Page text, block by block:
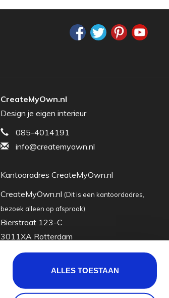
ALLES TOESTAAN
CreateMyOwn.nl
Design je eigen interieur
085-4014191
info@createmyown.nl
Kantooradres CreateMyOwn.nl
CreateMyOwn.nl (Dit is een kantoordadres,
bezoek alleen op afspraak)
Bierstraat 123-C
3011XA Rotterdam
Nederland
KVK: 63035928
Btw-nummer: nl855065722b01